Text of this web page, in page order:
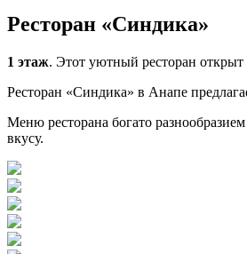
Ресторан «Синдика»
1 этаж. Этот уютный ресторан
Ресторан «Синдика» в Анапе
Меню ресторана богато
вкусу.